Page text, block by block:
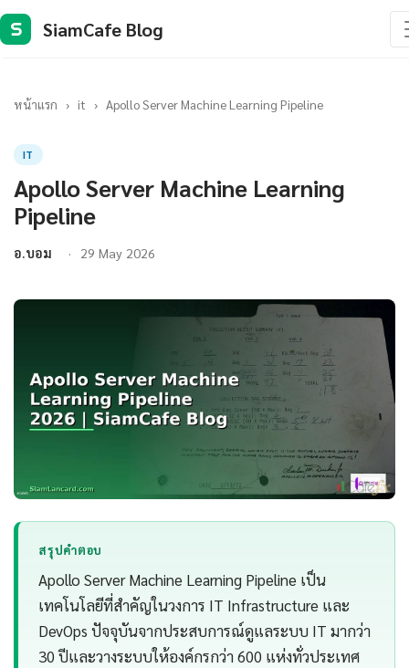
S SiamCafe Blog
หน้าแรก › it › Apollo Server Machine Learning Pipeline
IT
Apollo Server Machine Learning
Pipeline
อ.บอม 29 May 2026
สรุปคำตอบ
Apollo Server Machine Learning Pipeline เป็น
เทคโนโลยีที่สำคัญในวงการ IT Infrastructure และ
DevOps ปัจจุบันจากประสบการณ์ดูแลระบบ IT มากว่า
30 ปีและวางระบบให้องค์กรกว่า 600 แห่งทั่วประเทศ